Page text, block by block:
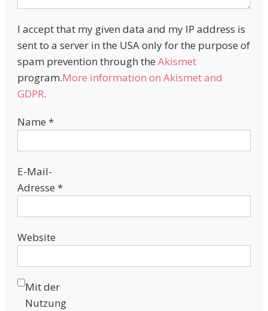
I accept that my given data and my IP address is
sent to a server in the USA only for the purpose of
spam prevention through the Akismet
program.More information on Akismet and
GDPR.
Name *
E-Mail-
Adresse *
Website
Mit der
Nutzung